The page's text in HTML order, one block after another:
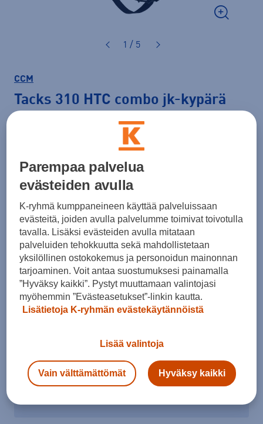
1 / 5
CCM
Tacks 310 HTC combo jk-kypärä
S M L
Lisää ostoskoriin
Tarkista saatavuus ja tilaa myymälästä
Verkkokauppa: Ei saatavillaMyymälät:
Parempaa palvelua
evästeiden avulla
K-ryhmä kumppaneineen käyttää palveluissaan
evästeitä, joiden avulla palvelumme toimivat toivotulla
tavalla. Lisäksi evästeiden avulla mitataan
palveluiden tehokkuutta sekä mahdollistetaan
yksilöllinen ostokokemus ja personoidun mainonnan
tarjoaminen. Voit antaa suostumuksesi painamalla
”Hyväksy kaikki”. Pystyt muuttamaan valintojasi
myöhemmin ”Evästeasetukset”-linkin kautta.
Lisätietoja K-ryhmän evästekäytännöistä
Lisää valintoja
Vain välttämättömät Hyväksy kaikki